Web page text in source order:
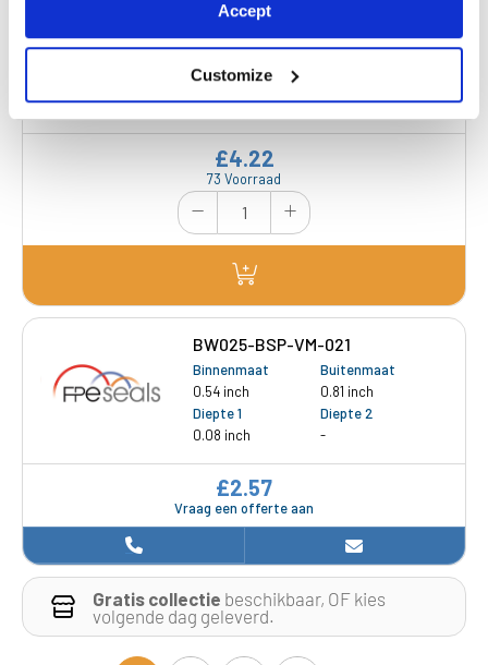
Accept
Customize
BW025-BSP-RSS-021
Binnenmaat
Buitenmaat
Diepte 1
0.08 inch
-
73 Voorraad
£4.22
BW025-BSP-VM-021
Binnenmaat
0.54 inch
Buitenmaat
0.81 inch
Diepte 1
0.08 inch
Diepte 2
-
Vraag een offerte aan
£2.57
Gratis collectie beschikbaar, OF kies
volgende dag geleverd.